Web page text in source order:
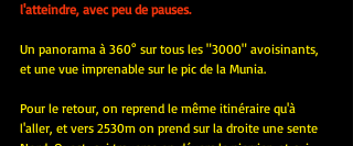
l'atteindre, avec peu de pauses.
Un panorama à 360° sur tous les "3000" avoisinants,
et une vue imprenable sur le pic de la Munia.
Pour le retour, on reprend le même itinéraire qu'à
l'aller, et vers 2530m on prend sur la droite une sente